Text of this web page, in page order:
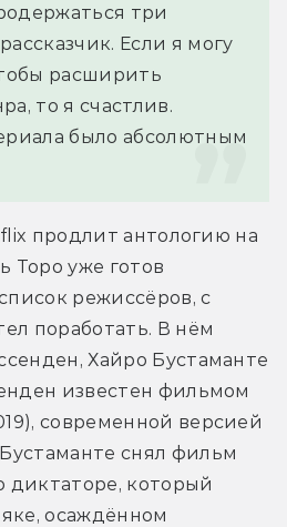
три
Если я могу
расширить
то я счастлив.
было абсолютным
продлит антологию на
Торо уже готов
режиссёров, с
поработать. В нём
Хайро Бустаманте
известен фильмом
современной версией
снял фильм
диктаторе, который
осаждённом